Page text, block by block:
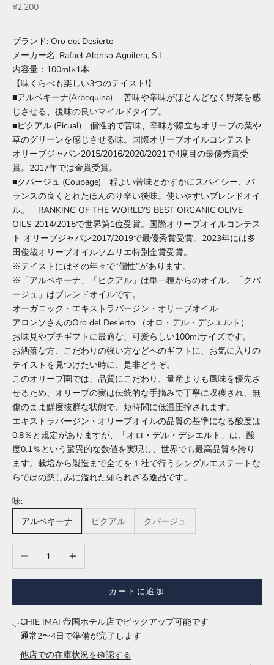
セール価格
¥2,200
ブランド: Oro del Desierto
メーカー名: Rafael Alonso Aguilera, S.L.
内容量：100ml×1本
【味くらべも楽しい3つのテイスト!】
■アルベキーナ(Arbequina) 苦味や辛味がほとんどなく野菜を感
じさせる、後味の良いマイルドタイプ。
■ピクアル (Picual) 個性的で苦味、辛味が際立ちオリーブの葉や
草のグリーンを感じさせる味。国際オリーブオイルコンテスト
オリーブジャパン2015/2016/2020/2021で4度目の最優秀賞受
賞。2017年では金賞受賞。
■クパージュ (Coupage) 程よい苦味とかすかにスパイシー、バ
ランスの良くとれたほんのり辛い後味。使いやすいブレンドオイ
ル。 RANKING OF THE WORLD’S BEST ORGANIC OLIVE
OILS 2014/2015で世界第1位受賞。国際オリーブオイルコンテス
ト オリーブジャパン2017/2019で最優秀賞受賞。2023年には多
田俊哉オリーブオイルソムリエ特別金賞受賞。
※テイストにはその年々で“個性”があります。
※「アルベキーナ」「ピクアル」は単一種からのオイル。「クパ
ージュ」はブレンドオイルです。
オーガニック・エキストラバージン・オリーブオイル
アロンソさんのOro del Desierto （オロ・デル・デシエルト）
お味見やプチギフトに最適な、可愛らしい100mlサイズです。
お洒落な方、こだわりの強い方などへのギフトに、お気に入りの
テイストを見つけたい時に、是非どうぞ。
このオリーブ園では、品質にこだわり、量産よりも風味を優先さ
せるため、オリーブの実は伝統的な手摘みで丁寧に収穫され、無
傷のまま鮮度抜群な状態で、短時間に低温圧搾されます。
エキストラバージン・オリーブオイルの品質の基準になる酸度は
0.8％と規定がありますが、「オロ・デル・デシエルト」は、酸
度0.1％という驚異的な数値を実現し、世界でも最高品質を誇り
ます。栽培から製造まで全てを１社で行うシングルエステートな
らではの慈しみに溢れた知られざる逸品です。
味:
アルベキーナ
ピクアル クパージュ
数量を減らす 数量を増やす
カートに追加
CHIE IMAI 帝国ホテル店でピックアップ可能です
通常2〜4日で準備が完了します
他店での在庫状況を確認する